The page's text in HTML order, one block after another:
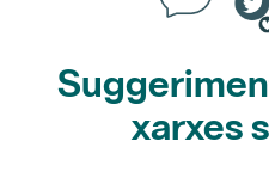
xarxes